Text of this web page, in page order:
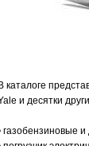
каталоге
и десятки
газобензиновые